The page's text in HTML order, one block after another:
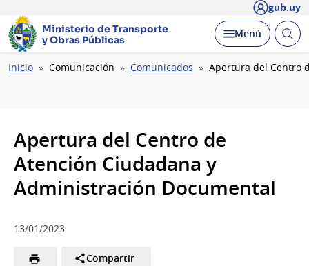
gub.uy
Ministerio de Transporte
y Obras Públicas
Desplegar
Menú Abrir
Ruta
Inicio Comunicación Comunicados Apertura del Centro
Apertura del Centro de
Atención Ciudadana y
Administración Documental
13/01/2023
Compartir